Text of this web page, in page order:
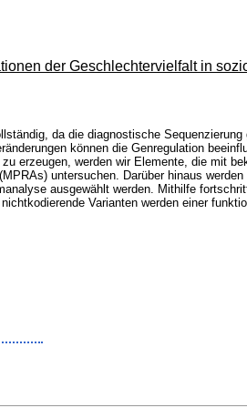
der Geschlechtervielfalt in
da die diagnostische
können die Genregulation
erzeugen, werden wir Elemente, die mit
untersuchen. Darüber hinaus
ausgewählt werden. Mithilfe
Varianten werden einer